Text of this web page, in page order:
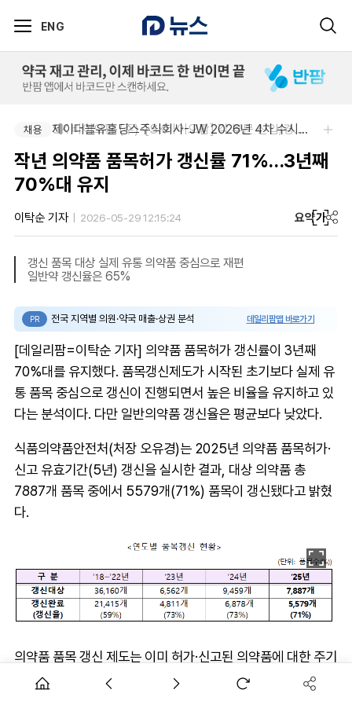
ENG
채용 제이더블유홀딩스주식회사-JW 2026년 4차 수시채용
채용 SK 바이오팜 (주)-[SK바이오팜] 각 부문 신입/경력 구성원 영입
작년 의약품 품목허가 갱신률 71%…3년째
70%대 유지
이탁순 기자 2026-05-29 12:15:24 요약가
갱신 품목 대상 실제 유통 의약품 중심으로 재편
일반약 갱신율은 65%
PR 전국 지역별 의원·약국 매출·상권 분석 데일리팜맵 바로가기
[데일리팜=이탁순 기자] 의약품 품목허가 갱신률이 3년째
70%대를 유지했다. 품목갱신제도가 시작된 초기보다 실제 유
통 품목 중심으로 갱신이 진행되면서 높은 비율을 유지하고 있
다는 분석이다. 다만 일반의약품 갱신율은 평균보다 낮았다.
식품의약품안전처(처장 오유경)는 2025년 의약품 품목허가·
신고 유효기간(5년) 갱신을 실시한 결과, 대상 의약품 총
7887개 품목 중에서 5579개(71%) 품목이 갱신됐다고 밝혔
다.
의약품 품목 갱신 제도는 이미 허가·신고된 의약품에 대한 주기
적, 체계적인 사후관리 및 소비자 공급 품목 중심으로 안전관리